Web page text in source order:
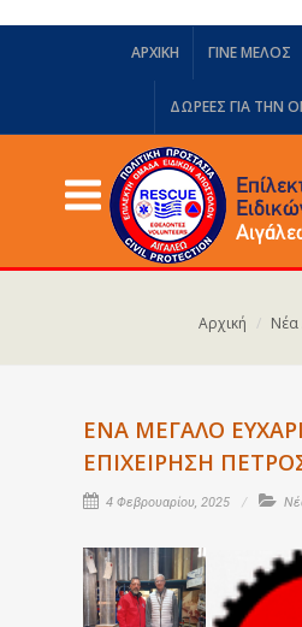
ΑΡΧΙΚΗ ΓΙΝΕ ΜΕΛΟΣ
ΔΩΡΕΈΣ ΓΙΑ ΤΗΝ
Αρχική Νέα
ΕΝΑ ΜΕΓΑΛΟ
ΕΠΙΧΕΙΡΗΣΗ
4 Φεβρουαρίου, 2025